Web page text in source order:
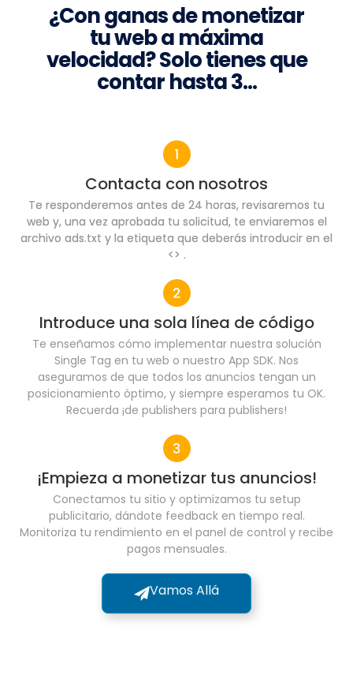
¿Con ganas de monetizar
tu web a máxima
velocidad? Solo tienes que
contar hasta 3…
Contacta con nosotros
Te responderemos antes de 24 horas, revisaremos tu
web y, una vez aprobada tu solicitud, te enviaremos el
archivo ads.txt y la etiqueta que deberás introducir en el
<> .
Introduce una sola línea de código
Te enseñamos cómo implementar nuestra solución
Single Tag en tu web o nuestro App SDK. Nos
aseguramos de que todos los anuncios tengan un
posicionamiento óptimo, y siempre esperamos tu OK.
Recuerda ¡de publishers para publishers!
¡Empieza a monetizar tus anuncios!
Conectamos tu sitio y optimizamos tu setup
publicitario, dándote feedback en tiempo real.
Monitoriza tu rendimiento en el panel de control y recibe
pagos mensuales.
Vamos Allá